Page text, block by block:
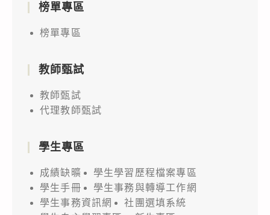
榜單專區
榜單專區
教師甄試
教師甄試
代理教師甄試
學生專區
成績缺曠
學生學習歷程檔案專區
學生手冊
學生事務與轉導工作網
學生事務資訊網
社團選填系統